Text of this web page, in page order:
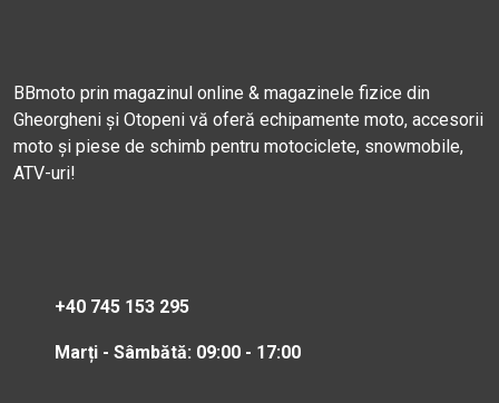
BBmoto prin magazinul online & magazinele fizice din
Gheorgheni și Otopeni vă oferă echipamente moto, accesorii
moto și piese de schimb pentru motociclete, snowmobile,
ATV-uri!
+40 745 153 295
Marți - Sâmbătă: 09:00 - 17:00